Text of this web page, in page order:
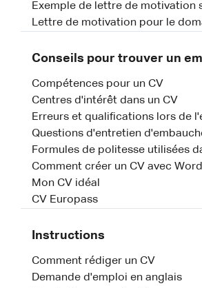
Exemple de lettre de motivation
Lettre de motivation pour le
Conseils pour trouver un
Compétences pour un CV
Centres d'intérêt dans un CV
Erreurs et qualifications lors de
Questions d'entretien
Formules de politesse utilisées
Comment créer un CV avec Word
Mon CV idéal
CV Europass
Instructions
Comment rédiger un CV
Demande d'emploi en anglais